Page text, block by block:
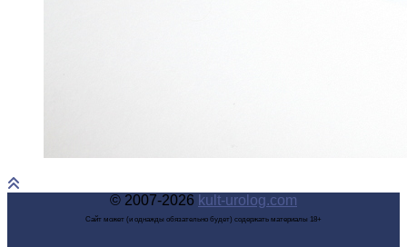
© 2007-2026 kult-urolog.com
Сайт может (и однажды обязательно будет) содержать материалы 18+